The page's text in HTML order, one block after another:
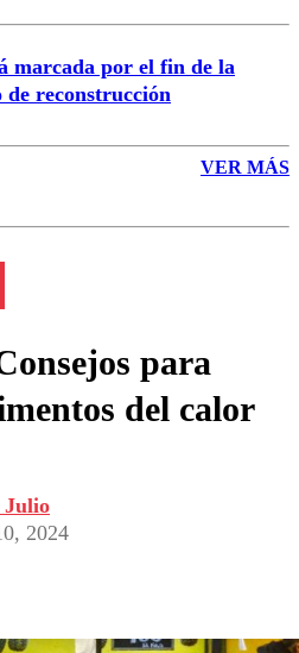
marcada por el fin de la
reconstrucción
VER MÁS
para
del calor
2024